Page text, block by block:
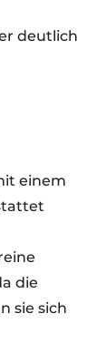
deutlich
einem
die
sie sich